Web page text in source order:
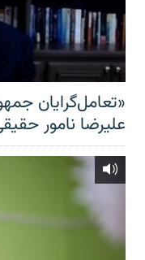
«تعامل‌گرایان
علیرضا نامور